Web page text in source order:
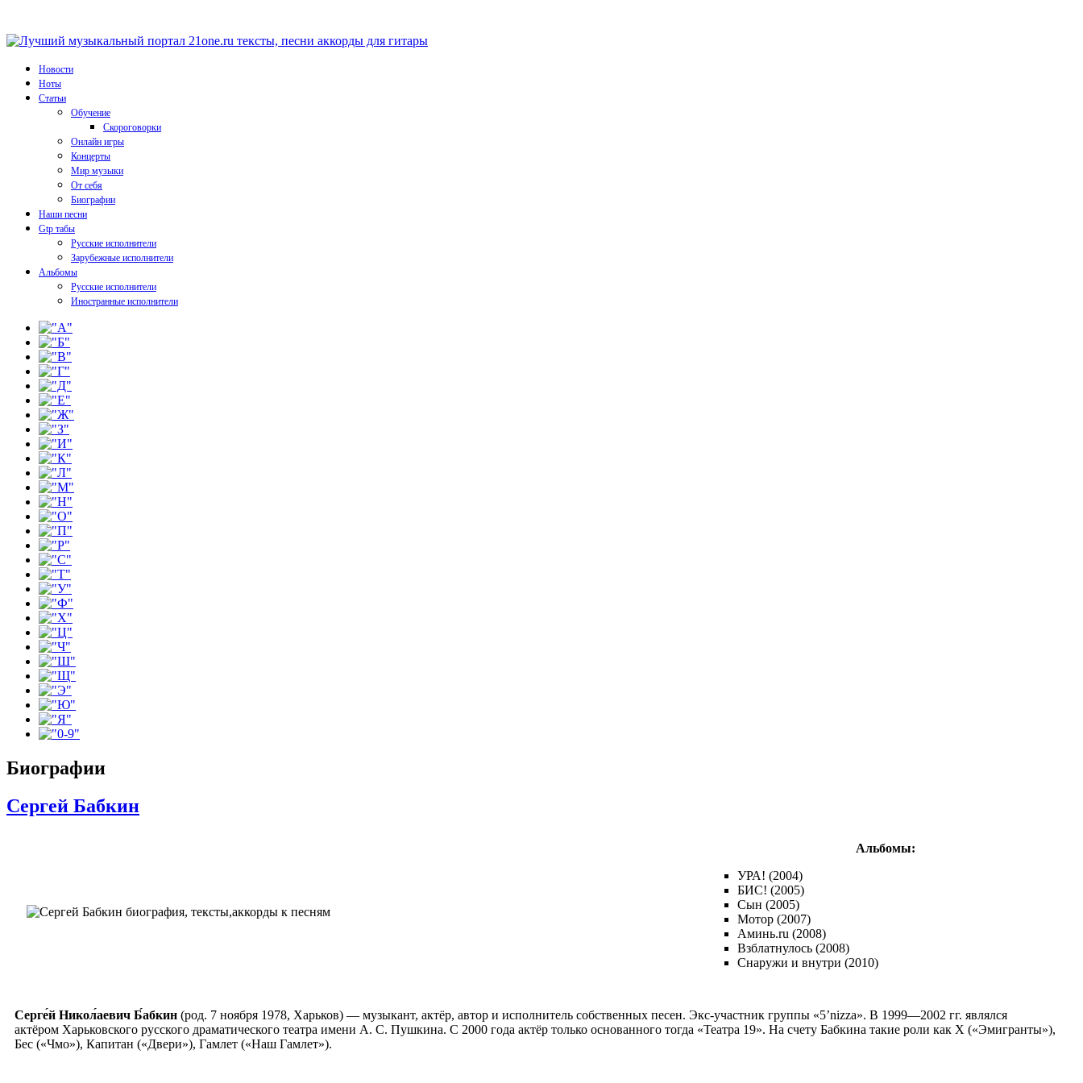
Новости
Ноты
Статьи
Обучение
Скороговорки
Онлайн игры
Концерты
Мир музыки
От себя
Биографии
Наши песни
Gtp табы
Русские исполнители
Зарубежные исполнители
Альбомы
Русские исполнители
Иностранные исполнители
Биографии
Сергей Бабкин
Альбомы:
УРА! (2004)
БИС! (2005)
Сын (2005)
Мотор (2007)
Аминь.ru (2008)
Взблатнулось (2008)
Снаружи и внутри (2010)
Серге́й Никол́аевич Б́абкин (род. 7 ноября 1978, Харьков) — музыкант, актёр, автор и исполнитель собственных песен. Экс-участник группы «5’nizza». В 1999—2002 гг. являлся
актёром Харьковского русского драматического театра имени А. С. Пушкина. C 2000 года актёр только основанного тогда «Театра 19». На счету Бабкина такие роли как Х («Эмигранты»),
Бес («Чмо»), Капитан («Двери»), Гамлет («Наш Гамлет»).